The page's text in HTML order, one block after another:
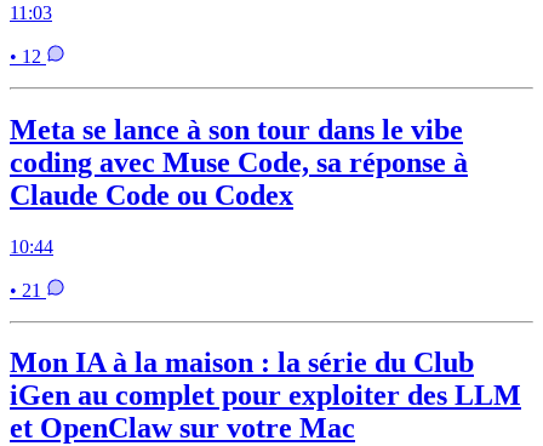
11:03
• 12
Meta se lance à son tour dans le vibe
coding avec Muse Code, sa réponse à
Claude Code ou Codex
10:44
• 21
Mon IA à la maison : la série du Club
iGen au complet pour exploiter des LLM
et OpenClaw sur votre Mac